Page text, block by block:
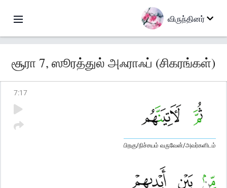
விருந்தினர்
சூரா 7, ஸூரத்துல் அஃராஃப் (சிகரங்கள்)
7:17
பிறகு/நிச்சயம் வருவேன்/அவர்களிடம்